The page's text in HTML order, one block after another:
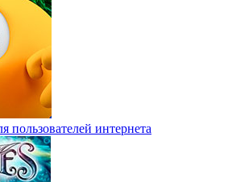
пользователей интернета